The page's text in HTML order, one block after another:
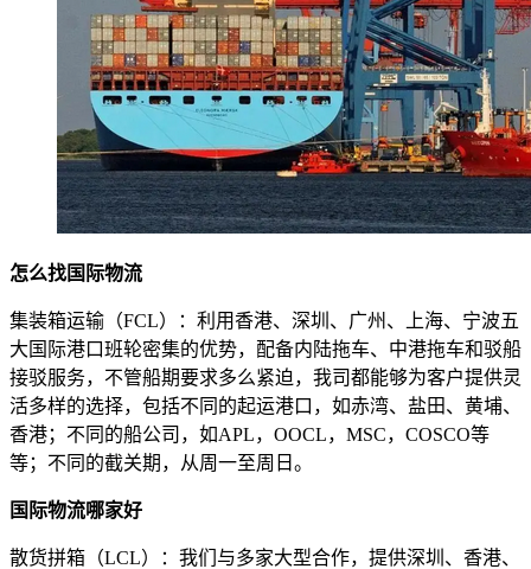
怎么找国际物流
集装箱运输（FCL）：利用香港、深圳、广州、上海、宁波五
大国际港口班轮密集的优势，配备内陆拖车、中港拖车和驳船
接驳服务，不管船期要求多么紧迫，我司都能够为客户提供灵
活多样的选择，包括不同的起运港口，如赤湾、盐田、黄埔、
香港；不同的船公司，如APL，OOCL，MSC，COSCO等
等；不同的截关期，从周一至周日。
国际物流哪家好
散货拼箱（LCL）：我们与多家大型合作，提供深圳、香港、